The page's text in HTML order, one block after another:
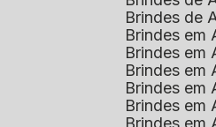
Brindes
Brindes
Brindes
Brindes
Brindes
Brindes
Brindes